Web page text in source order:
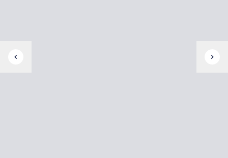
chevron_left chevron_right